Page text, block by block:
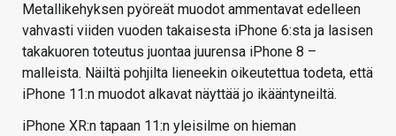
Metallikehyksen pyöreät muodot ammentavat edelleen
vahvasti viiden vuoden takaisesta iPhone 6:sta ja lasisen
takakuoren toteutus juontaa juurensa iPhone 8 –
malleista. Näiltä pohjilta lieneekin oikeutettua todeta, että
iPhone 11:n muodot alkavat näyttää jo ikääntyneiltä.
iPhone XR:n tapaan 11:n yleisilme on hieman